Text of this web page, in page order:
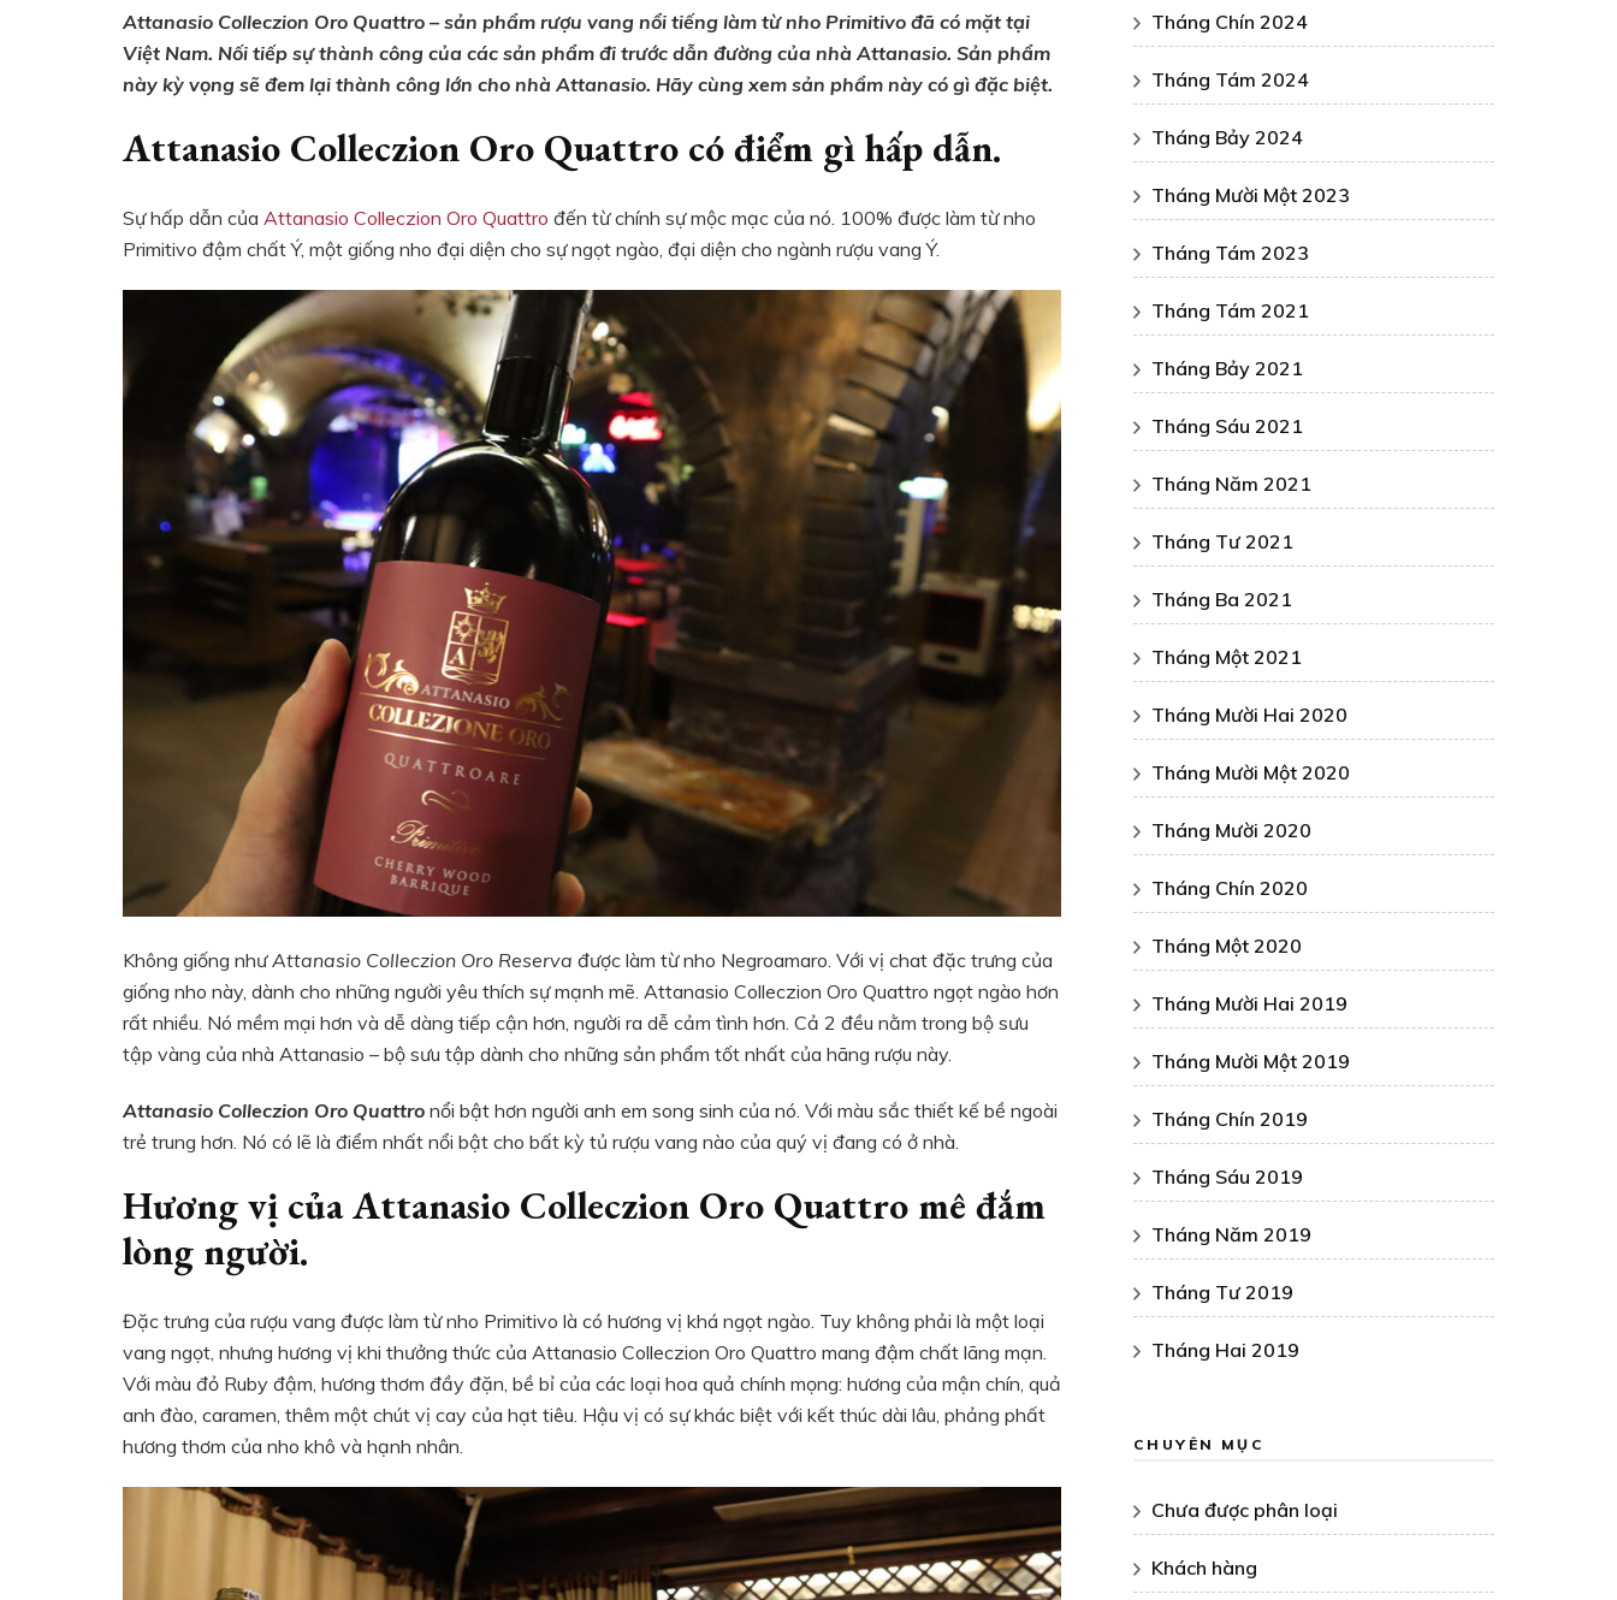
rượu
vang
Attanasio
Colleczion
Quattro
nhập
Ý.
Attanasio Colleczion Oro Quattro – sản phẩm rượu vang nổi tiếng làm từ nho Primitivo đã có mặt tại
Việt Nam. Nối tiếp sự thành công của các sản phẩm đi trước dẫn đường của nhà Attanasio. Sản phẩm
này kỳ vọng sẽ đem lại thành công lớn cho nhà Attanasio. Hãy cùng xem sản phẩm này có gì đặc biệt.
Attanasio Colleczion Oro Quattro có điểm gì hấp dẫn.
Sự hấp dẫn của Attanasio Colleczion Oro Quattro đến từ chính sự mộc mạc của nó. 100% được làm từ nho
Primitivo đậm chất Ý, một giống nho đại diện cho sự ngọt ngào, đại diện cho ngành rượu vang Ý.
Không giống nhưAttanasio Colleczion Oro Reserva được làm từ nho Negroamaro. Với vị chat đặc trưng của
giống nho này, dành cho những người yêu thích sự mạnh mẽ. Attanasio Colleczion Oro Quattro ngọt ngào hơn
rất nhiều. Nó mềm mại hơn và dễ dàng tiếp cận hơn, người ra dễ cảm tình hơn. Cả 2 đều nằm trong bộ sưu
tập vàng của nhà Attanasio – bộ sưu tập dành cho những sản phẩm tốt nhất của hãng rượu này.
Attanasio Colleczion Oro Quattro nổi bật hơn người anh em song sinh của nó. Với màu sắc thiết kế bề ngoài
trẻ trung hơn. Nó có lẽ là điểm nhất nổi bật cho bất kỳ tủ rượu vang nào của quý vị đang có ở nhà.
Hương vị của Attanasio Colleczion Oro Quattro mê đắm
lòng người.
Đặc trưng của rượu vang được làm từ nho Primitivo là có hương vị khá ngọt ngào. Tuy không phải là một loại
vang ngọt, nhưng hương vị khi thưởng thức của Attanasio Colleczion Oro Quattro mang đậm chất lãng mạn.
Với màu đỏ Ruby đậm, hương thơm đầy đặn, bề bỉ của các loại hoa quả chính mọng: hương của mận chín, quả
anh đào, caramen, thêm một chút vị cay của hạt tiêu. Hậu vị có sự khác biệt với kết thúc dài lâu, phảng phất
hương thơm của nho khô và hạnh nhân.
Tháng Chín 2024
Tháng Tám 2024
Tháng Bảy 2024
Tháng Mười Một 2023
Tháng Tám 2023
Tháng Tám 2021
Tháng Bảy 2021
Tháng Sáu 2021
Tháng Năm 2021
Tháng Tư 2021
Tháng Ba 2021
Tháng Một 2021
Tháng Mười Hai 2020
Tháng Mười Một 2020
Tháng Mười 2020
Tháng Chín 2020
Tháng Một 2020
Tháng Mười Hai 2019
Tháng Mười Một 2019
Tháng Chín 2019
Tháng Sáu 2019
Tháng Năm 2019
Tháng Tư 2019
Tháng Hai 2019
CHUYÊN MỤC
Chưa được phân loại
Khách hàng